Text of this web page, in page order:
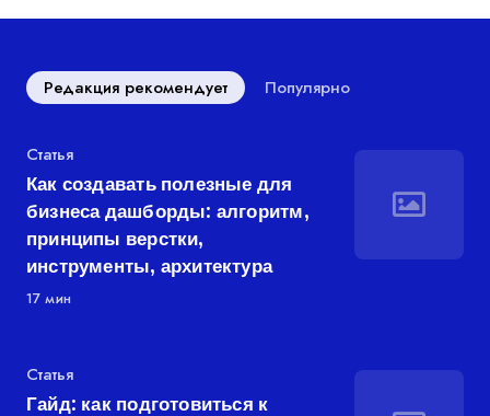
Редакция рекомендует Популярно
Категория
Статья
Как создавать полезные для
бизнеса дашборды: алгоритм,
принципы верстки,
инструменты, архитектура
17 мин
Категория
Статья
Гайд: как подготовиться к